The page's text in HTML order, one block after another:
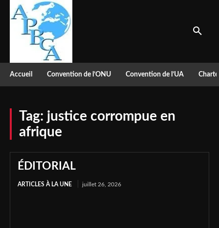
Accueil Convention de l’ONU Convention de l’UA
Tag: justice corrompue en
afrique
ÉDITORIAL
ARTICLES À LA UNE juillet 26, 2026